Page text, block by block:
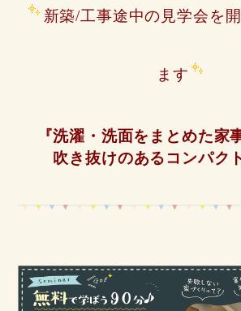
新築/工事途中の見学会を
ます
『洗濯・洗面をまとめた家
吹き抜けのあるコンパク